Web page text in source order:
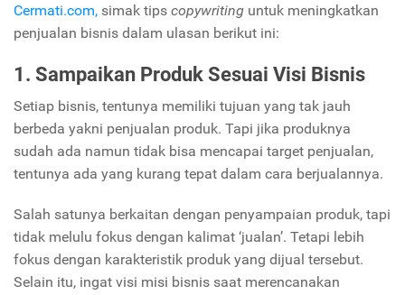
Cermati.com, simak tips copywriting untuk meningkatkan
penjualan bisnis dalam ulasan berikut ini:
1. Sampaikan Produk Sesuai Visi Bisnis
Setiap bisnis, tentunya memiliki tujuan yang tak jauh
berbeda yakni penjualan produk. Tapi jika produknya
sudah ada namun tidak bisa mencapai target penjualan,
tentunya ada yang kurang tepat dalam cara berjualannya.
Salah satunya berkaitan dengan penyampaian produk, tapi
tidak melulu fokus dengan kalimat ‘jualan’. Tetapi lebih
fokus dengan karakteristik produk yang dijual tersebut.
Selain itu, ingat visi misi bisnis saat merencanakan